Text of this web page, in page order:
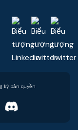
ký bản quyền